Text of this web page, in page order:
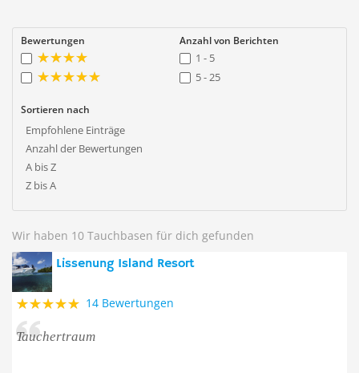
Bewertungen Anzahl von Berichten
1 - 5
5 - 25
Sortieren nach
Empfohlene Einträge
Anzahl der Bewertungen
A bis Z
Z bis A
Wir haben 10 Tauchbasen für dich gefunden
Lissenung Island Resort
14 Bewertungen
Tauchertraum